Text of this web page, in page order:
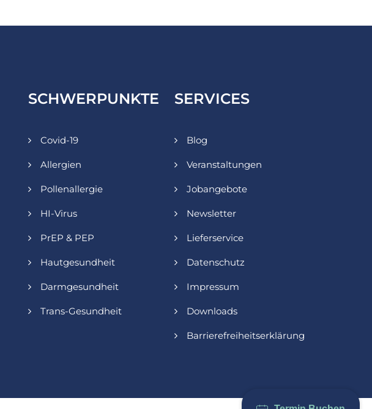
SCHWERPUNKTE
Covid-19
Allergien
Pollenallergie
HI-Virus
PrEP & PEP
Hautgesundheit
Darmgesundheit
Trans-Gesundheit
SERVICES
Blog
Veranstaltungen
Jobangebote
Newsletter
Lieferservice
Datenschutz
Impressum
Downloads
Barrierefreiheitserklärung